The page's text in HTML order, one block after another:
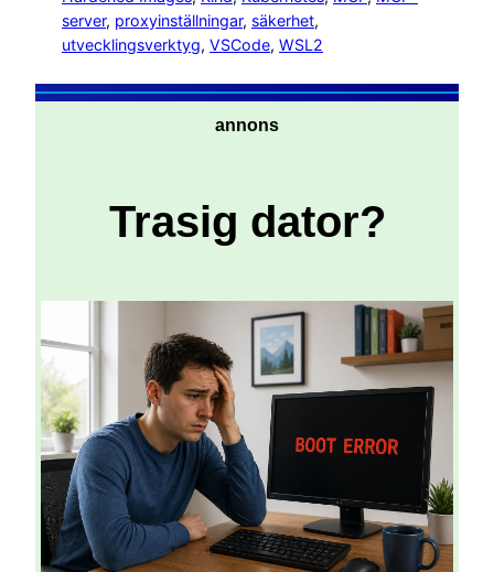
server, proxyinställningar, säkerhet
utvecklingsverktyg, VSCode, WSL2
annons
Trasig dator?